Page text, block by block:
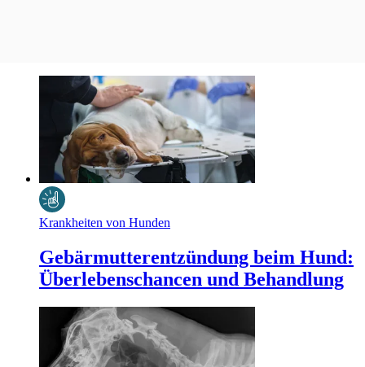
Krankheiten von Hunden
Gebärmutterentzündung beim Hund:
Überlebenschancen und Behandlung